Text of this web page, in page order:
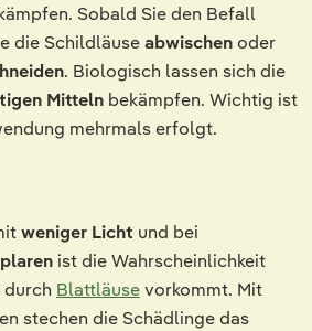
Sobald Sie den Befall
die Schildläuseabwischenoder
. Biologisch lassen sich die
Mitteln bekämpfen. Wichtig ist
mehrmals erfolgt.
weniger Licht und bei
ist die Wahrscheinlichkeit
durch Blattläusevorkommt. Mit
stechen die Schädlinge das